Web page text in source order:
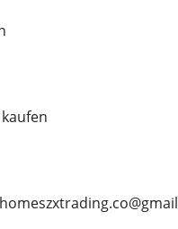
kaufen